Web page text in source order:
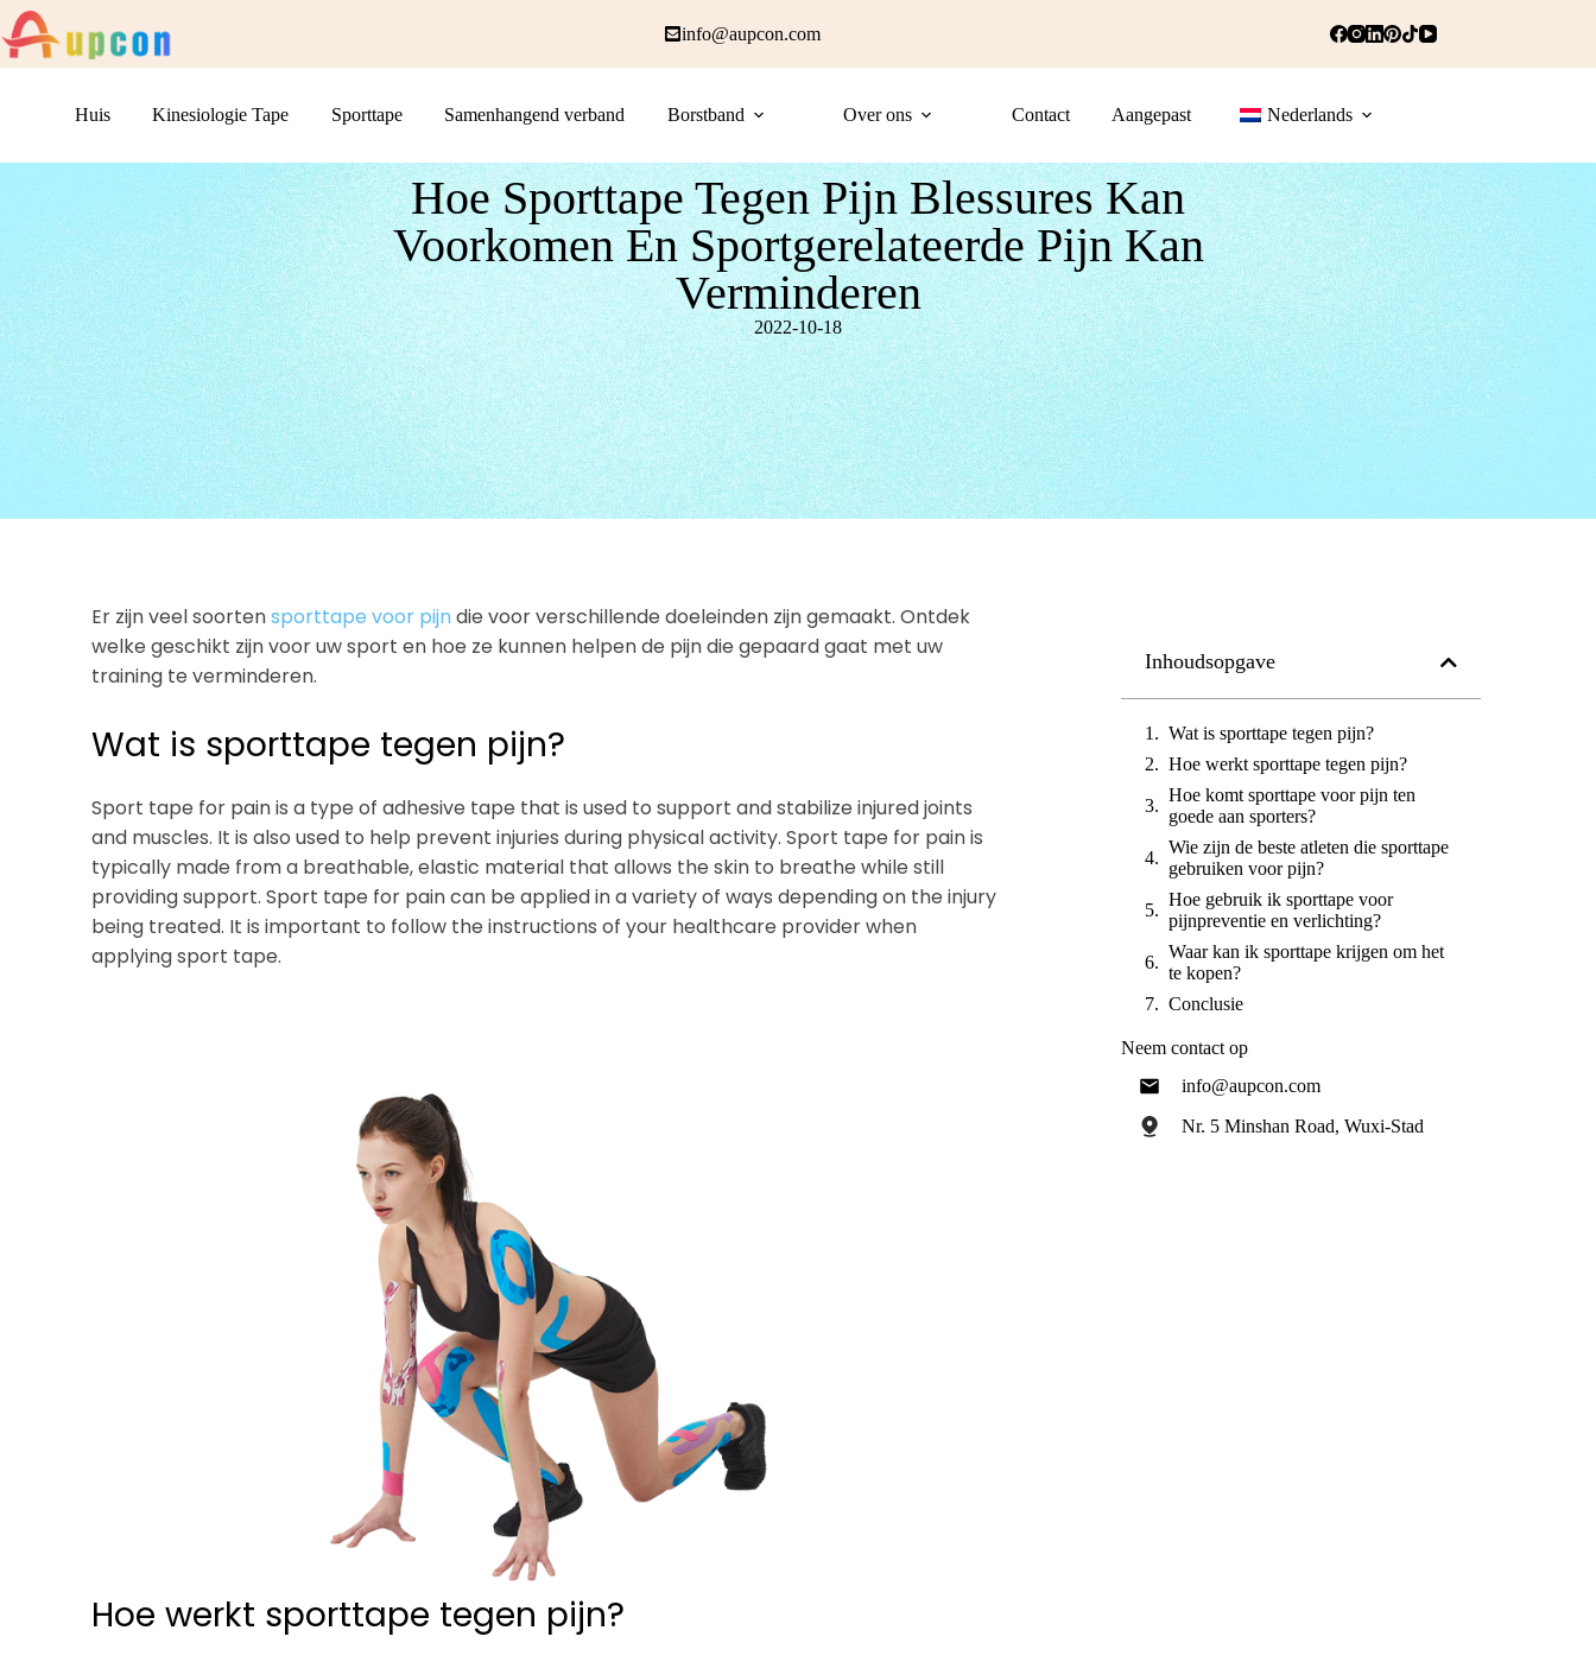
info@aupcon.com
Huis Kinesiologie Tape Sporttape Samenhangend verband Borstband Over ons Contact Aangepast Nederlands
Hoe Sporttape Tegen Pijn Blessures Kan
Voorkomen En Sportgerelateerde Pijn Kan
Verminderen
2022-10-18
Er zijn veel soortensporttape voor pijn die voor verschillende doeleinden zijn gemaakt. Ontdek
welke geschikt zijn voor uw sport en hoe ze kunnen helpen de pijn die gepaard gaat met uw
training te verminderen.
Wat is sporttape tegen pijn?
Sport tape for pain is a type of adhesive tape that is used to support and stabilize injured joints
and muscles. It is also used to help prevent injuries during physical activity. Sport tape for pain is
typically made from a breathable, elastic material that allows the skin to breathe while still
providing support. Sport tape for pain can be applied in a variety of ways depending on the injury
being treated. It is important to follow the instructions of your healthcare provider when
applying sport tape.
Hoe werkt sporttape tegen pijn?
Inhoudsopgave
Wat is sporttape tegen pijn?
Hoe werkt sporttape tegen pijn?
Hoe komt sporttape voor pijn ten
goede aan sporters?
Wie zijn de beste atleten die sporttape
gebruiken voor pijn?
Hoe gebruik ik sporttape voor
pijnpreventie en verlichting?
Waar kan ik sporttape krijgen om het
te kopen?
Conclusie
Neem contact op
info@aupcon.com
Nr. 5 Minshan Road, Wuxi-Stad